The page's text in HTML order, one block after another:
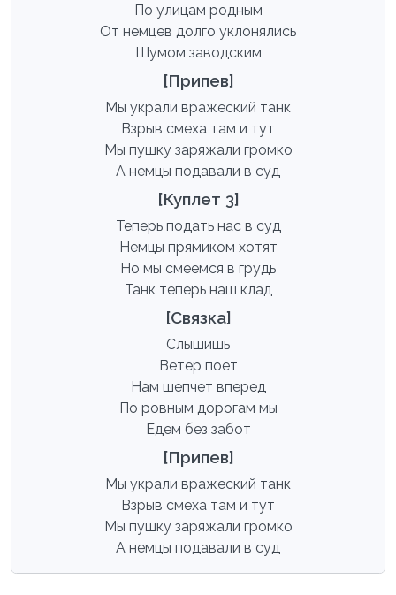
По улицам родным
От немцев долго уклонялись
Шумом заводским
[Припев]
Мы украли вражеский танк
Взрыв смеха там и тут
Мы пушку заряжали громко
А немцы подавали в суд
[Куплет 3]
Теперь подать нас в суд
Немцы прямиком хотят
Но мы смеемся в грудь
Танк теперь наш клад
[Связка]
Слышишь
Ветер поет
Нам шепчет вперед
По ровным дорогам мы
Едем без забот
[Припев]
Мы украли вражеский танк
Взрыв смеха там и тут
Мы пушку заряжали громко
А немцы подавали в суд